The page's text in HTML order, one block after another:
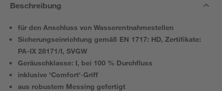
Beschreibung
für den Anschluss von Wasserentnahmestellen
Sicherungseinrichtung gemäß EN 1717: HD, Zertifikate:
PA-IX 28171/I, SVGW
Geräuschklasse: I, bei 100 % Durchfluss
inklusive 'Comfort'‑Griff
aus robustem Messing gefertigt